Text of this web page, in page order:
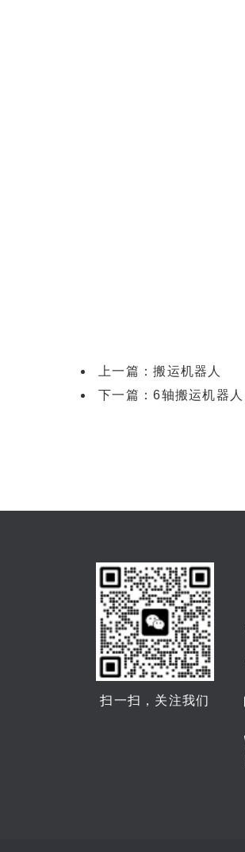
上一篇：搬运机器人
下一篇：6轴搬运机器人
扫一扫，关注我们